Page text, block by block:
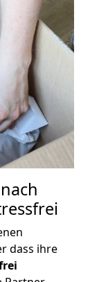
dass ihre